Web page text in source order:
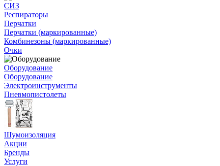
СИЗ
Респираторы
Перчатки
Перчатки (маркированные)
Комбинезоны (маркированные)
Очки
Оборудование
Оборудование
Электроинструменты
Пневмопистолеты
Шумоизоляция
Акции
Бренды
Услуги